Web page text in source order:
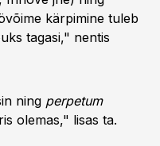
kärpimine tuleb
tagasi," nentis
ning perpetum
olemas," lisas ta.